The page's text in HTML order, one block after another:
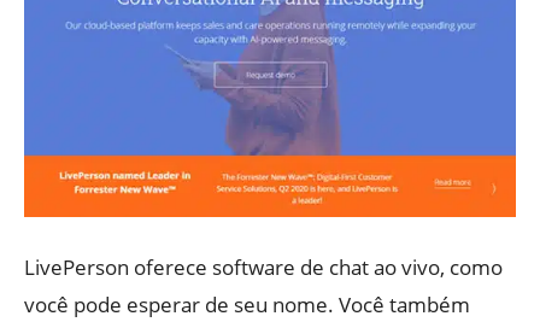
LivePerson oferece software de chat ao vivo, como
você pode esperar de seu nome. Você também